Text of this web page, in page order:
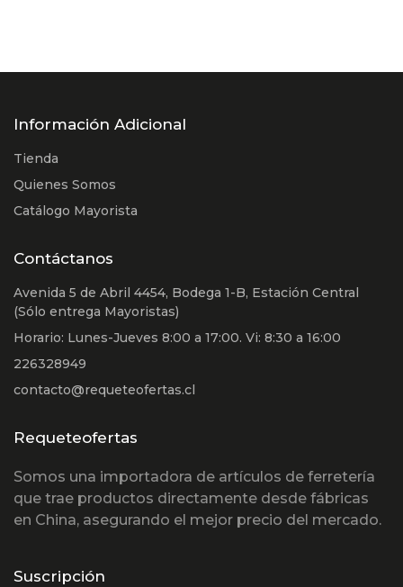
Información Adicional
Tienda
Quienes Somos
Catálogo Mayorista
Contáctanos
Avenida 5 de Abril 4454, Bodega 1-B, Estación Central
(Sólo entrega Mayoristas)
Horario: Lunes-Jueves 8:00 a 17:00. Vi: 8:30 a 16:00
226328949
contacto@requeteofertas.cl
Requeteofertas
Somos una importadora de artículos de ferretería
que trae productos directamente desde fábricas
en China, asegurando el mejor precio del mercado.
Suscripción